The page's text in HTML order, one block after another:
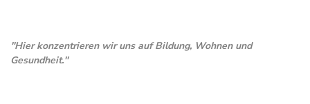
''Hier konzentrieren wir uns auf Bildung, Wohnen und
Gesundheit.''